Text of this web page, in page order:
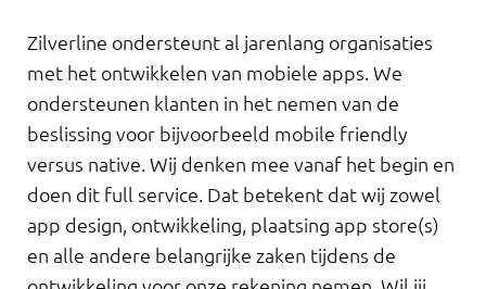
Zilverline ondersteunt al jarenlang organisaties
met het ontwikkelen van mobiele apps. We
ondersteunen klanten in het nemen van de
beslissing voor bijvoorbeeld mobile friendly
versus native. Wij denken mee vanaf het begin en
doen dit full service. Dat betekent dat wij zowel
app design, ontwikkeling, plaatsing app store(s)
en alle andere belangrijke zaken tijdens de